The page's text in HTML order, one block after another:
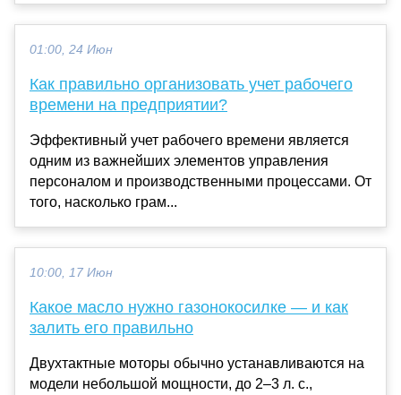
01:00, 24 Июн
Как правильно организовать учет рабочего
времени на предприятии?
Эффективный учет рабочего времени является
одним из важнейших элементов управления
персоналом и производственными процессами. От
того, насколько грам...
10:00, 17 Июн
Какое масло нужно газонокосилке — и как
залить его правильно
Двухтактные моторы обычно устанавливаются на
модели небольшой мощности, до 2–3 л. с.,